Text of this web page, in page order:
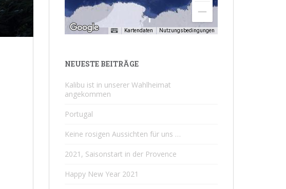
Kartendaten Nutzungsbedingungen
NEUESTE BEITRÄGE
Kalibu ist in unserer Wahlheimat
angekommen
Portugal
Keine rosigen Aussichten für uns …
2021, Saisonstart in der Provence
Happy New Year 2021